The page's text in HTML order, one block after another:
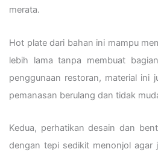
merata.
Hot plate dari bahan ini mampu
lebih lama tanpa membuat
penggunaan restoran, material ini
pemanasan berulang dan tidak
Kedua, perhatikan desain dan
dengan tepi sedikit menonjol agar